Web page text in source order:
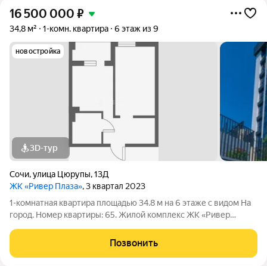
16 500 000 ₽
34,8 м² 1-комн. квартира 6 этаж из 9
новостройка
3D-тур
Сочи,улица Цюрупы,13Д
ЖК «Ривер Плаза», 3 квартал 2023
1-комнатная квартира площадью 34.8 м на 6 этаже с видом На
город. Номер квартиры: 65. Жилой комплекс ЖК «Ривер
Позвонить